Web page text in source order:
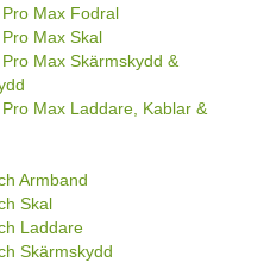
Max Fodral
Max Skal
Max Skärmskydd &
Max Laddare, Kablar &
Armband
Skal
Laddare
Skärmskydd